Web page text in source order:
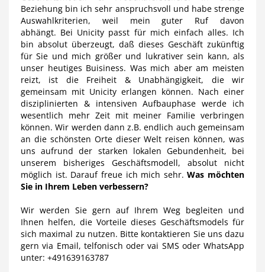
Beziehung bin ich sehr anspruchsvoll und habe strenge
Auswahlkriterien, weil mein guter Ruf davon
abhängt. Bei Unicity passt für mich einfach alles. Ich
bin absolut überzeugt, daß dieses Geschäft zukünftig
für Sie und mich größer und lukrativer sein kann, als
unser heutiges Buisiness. Was mich aber am meisten
reizt, ist die Freiheit & Unabhängigkeit, die wir
gemeinsam mit Unicity erlangen können. Nach einer
disziplinierten & intensiven Aufbauphase werde ich
wesentlich mehr Zeit mit meiner Familie verbringen
können. Wir werden dann z.B. endlich auch gemeinsam
an die schönsten Orte dieser Welt reisen können, was
uns aufrund der starken lokalen Gebundenheit, bei
unserem bisheriges Geschäftsmodell, absolut nicht
möglich ist. Darauf freue ich mich sehr.Was möchten
Sie in Ihrem Leben verbessern?
Wir werden Sie gern auf Ihrem Weg begleiten und
Ihnen helfen, die Vorteile dieses Geschäftsmodels für
sich maximal zu nutzen. Bitte kontaktieren Sie uns dazu
gern via Email, telfonisch oder vai SMS oder WhatsApp
unter: +491639163787